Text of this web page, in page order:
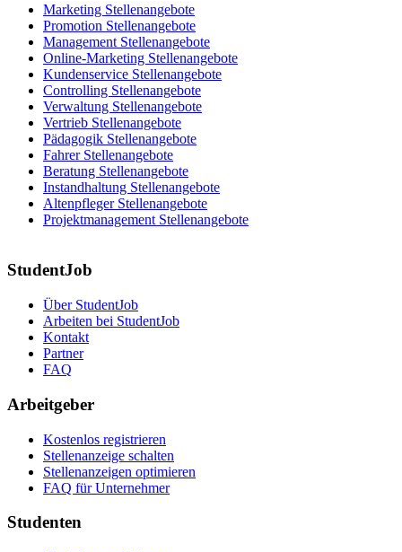
Marketing Stellenangebote
Promotion Stellenangebote
Management Stellenangebote
Online-Marketing Stellenangebote
Kundenservice Stellenangebote
Controlling Stellenangebote
Verwaltung Stellenangebote
Vertrieb Stellenangebote
Pädagogik Stellenangebote
Fahrer Stellenangebote
Beratung Stellenangebote
Instandhaltung Stellenangebote
Altenpfleger Stellenangebote
Projektmanagement Stellenangebote
StudentJob
Über StudentJob
Arbeiten bei StudentJob
Kontakt
Partner
FAQ
Arbeitgeber
Kostenlos registrieren
Stellenanzeige schalten
Stellenanzeigen optimieren
FAQ für Unternehmer
Studenten